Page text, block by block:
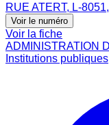
RUE ATERT, L-
Voir le numéro
Voir la fiche
ADMINISTRATION
Institutions publiques